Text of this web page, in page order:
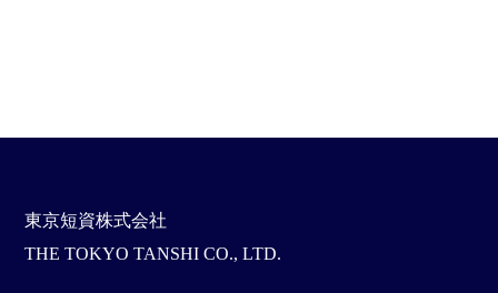
東京短資株式会社
THE TOKYO TANSHI CO., LTD.